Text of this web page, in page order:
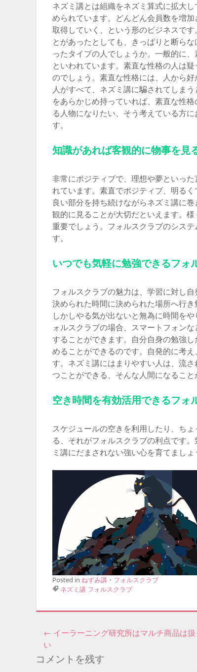
ネズミ講とは組織をネズミ算式に拡大
められています。どんどん会員数を増
取得していく、という形のビジネスで
とがあったとしても、きっぱりと断ら
ったタイプの人でしょうか。一般的に
といわれています。素直な性格の人は
のでしょう。素直な性格には、人から
人がすべて、ネズミ講に騙されてしま
をあらかじめ持っていれば、素直な性
る人物になりたい、そう考えている方
す。
知識があれば客観的に物事を見
非常にポジティブで、理想や夢といっ
れています。素直でポジティブ、明る
良い部分を持ち続けながらネズミ講に
観的に見ることが大切だといえます。
重要でしょう。フォルスクラブのシス
す。
いつでも気軽に勉強できるフォ
フォルスクラブの魅力は、学習に対し
決められた時間に決められた場所へ行
しかしやる気が出ないと無為に時間を
ォルスクラブの場合、スマートフォン
することができます。自分自身の勉強
めることができるのです。自発的に考
す。ネズミ講にはまりやすい人は、流
つことができる、そんな人間になるこ
空き時間を有効活用できるフォ
スケジュールの空きを利用したり、ち
る、それがフォルスクラブの利点です
ミ講にだまされない強い心を育てましょ
Posted in ねずみ講 ・ フォルスクラブ
ネズミ講 フォルスクラブ
投稿ナビゲーション
← イーラーニング研究所はマルチ商品は
い
コメントを残す